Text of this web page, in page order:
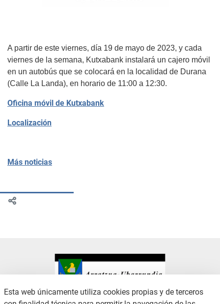
A partir de este viernes, día 19 de mayo de 2023, y cada
viernes de la semana, Kutxabank instalará un cajero móvil
en un autobús que se colocará en la localidad de Durana
(Calle La Landa), en horario de 11:00 a 12:30.
Oficina móvil de Kutxabank
Localización
Más noticias
Esta web únicamente utiliza cookies propias y de terceros